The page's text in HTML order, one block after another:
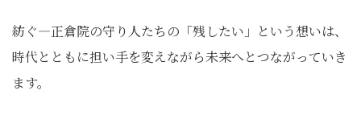
紡ぐ―正倉院の守り人たちの「残したい」という想いは、
時代とともに担い手を変えながら未来へとつながっていき
ます。